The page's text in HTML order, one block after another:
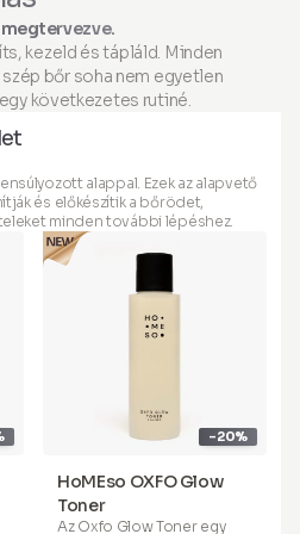
amelyet bárhol, bármikor –
otthona kényelmében is –
megtapasztalhat.
A csomag tartalma:
applikátorral, az utasításoknak
megfelelően történő
használat esetén
biztosítható. Ne
kezeld és tápláld. Minden
bőr soha nem egyetlen
következetes rutiné.
alappal. Ezek az alapvető
és előkészítik a bőrödet,
minden további lépéshez.
-20%
HoMEso OXFO Glow
Toner
Az Oxfo Glow Toner egy